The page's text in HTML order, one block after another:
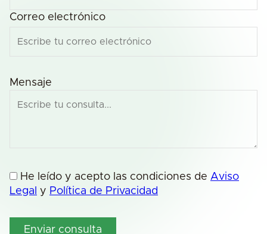
Correo electrónico
Mensaje
He leído y acepto las condiciones de Aviso
Legal y Política de Privacidad